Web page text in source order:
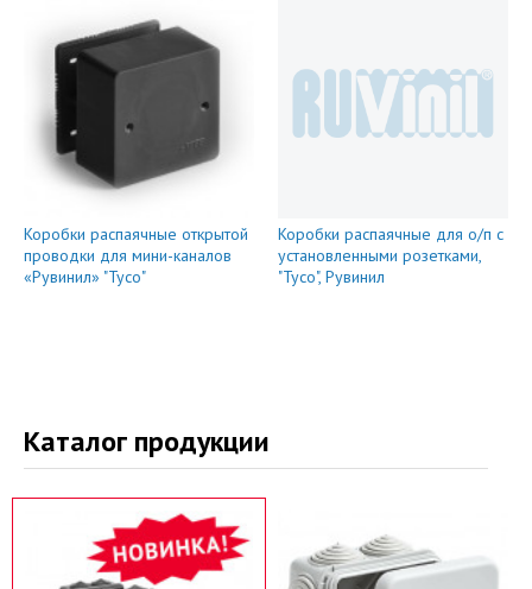
Коробки распаячные открытой
проводки для мини-каналов
«Рувинил» "Тусо"
Коробки распаячные для о/п с
установленными розетками,
"Тусо", Рувинил
Каталог продукции